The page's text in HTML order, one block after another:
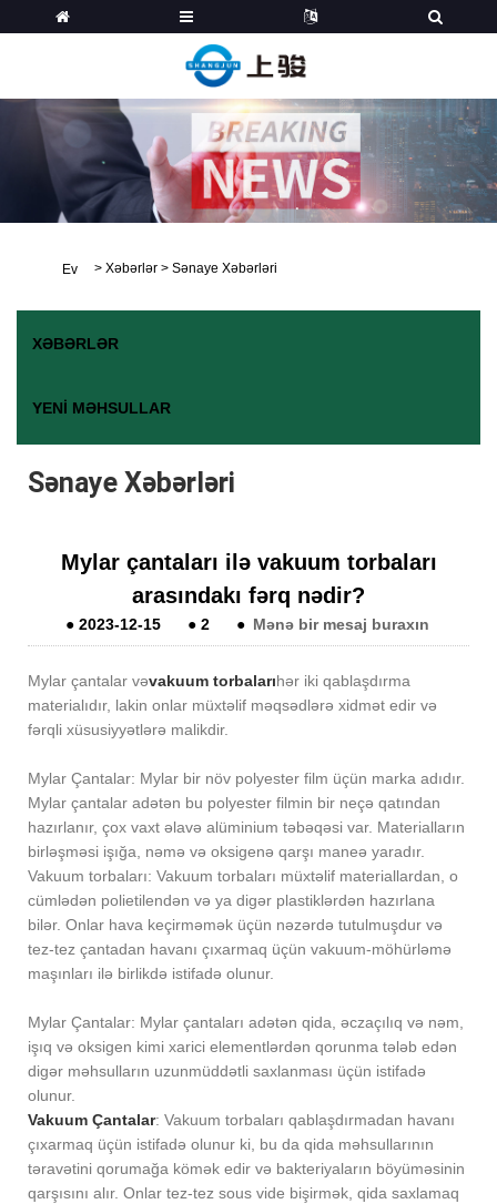
Ev > Xəbərlər > Sənaye Xəbərləri
XƏBƏRLƏR
YENI MƏHSULLAR
Sənaye Xəbərləri
Mylar çantaları ilə vakuum torbaları
arasındakı fərq nədir?
● 2023-12-15 ● 2 ● Mənə bir mesaj buraxın
Mylar çantalar vəvakuum torbalarıhər iki qablaşdırma
materialıdır, lakin onlar müxtəlif məqsədlərə xidmət edir və
fərqli xüsusiyyətlərə malikdir.
Mylar Çantalar: Mylar bir növ polyester film üçün marka adıdır.
Mylar çantalar adətən bu polyester filmin bir neçə qatından
hazırlanır, çox vaxt əlavə alüminium təbəqəsi var. Materialların
birləşməsi işığa, nəmə və oksigenə qarşı maneə yaradır.
Vakuum torbaları: Vakuum torbaları müxtəlif materiallardan, o
cümlədən polietilendən və ya digər plastiklərdən hazırlana
bilər. Onlar hava keçirməmək üçün nəzərdə tutulmuşdur və
tez-tez çantadan havanı çıxarmaq üçün vakuum-möhürləmə
maşınları ilə birlikdə istifadə olunur.
Mylar Çantalar: Mylar çantaları adətən qida, əczaçılıq və nəm,
işıq və oksigen kimi xarici elementlərdən qorunma tələb edən
digər məhsulların uzunmüddətli saxlanması üçün istifadə
olunur.
Vakuum Çantalar: Vakuum torbaları qablaşdırmadan havanı
çıxarmaq üçün istifadə olunur ki, bu da qida məhsullarının
təravətini qorumağa kömək edir və bakteriyaların böyüməsinin
qarşısını alır. Onlar tez-tez sous vide bişirmək, qida saxlamaq